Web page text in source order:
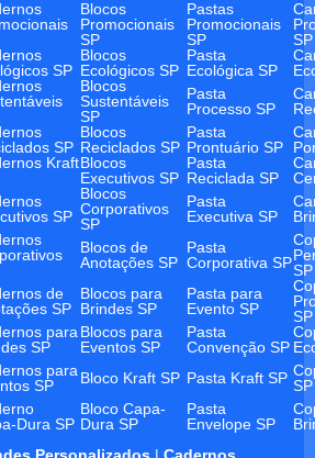
Blocos
Promocionais
SP
Pastas
Promocionais
SP
SP
SP
Blocos
Ecológicos SP
Pasta
Ecológica SP
Blocos
Sustentáveis
SP
Pasta
Processo SP
SP
Blocos
Reciclados SP
Pasta
Prontuário SP
KraftBlocos
Executivos SP
Pasta
Reciclada SP
SP
Blocos
Corporativos
SP
Pasta
Executiva SP
Blocos de
Anotações SP
Pasta
Corporativa SPSP
de
SP
Blocos para
Brindes SP
Pasta para
Evento SP
SP
para
SP
Blocos para
Eventos SP
Pasta
Convenção SP
para
SP
Bloco Kraft SP Pasta Kraft SP SP
Dura SP
Bloco Capa-
Dura SP
Pasta
Envelope SP